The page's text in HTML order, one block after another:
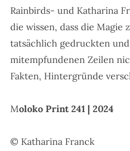
Rainbirds- und Katharina
die wissen, dass die Magie
tatsächlich gedruckten
mitempfundenen Zeilen
Fakten, Hintergründe
Moloko Print 241 | 2024
© Katharina Franck